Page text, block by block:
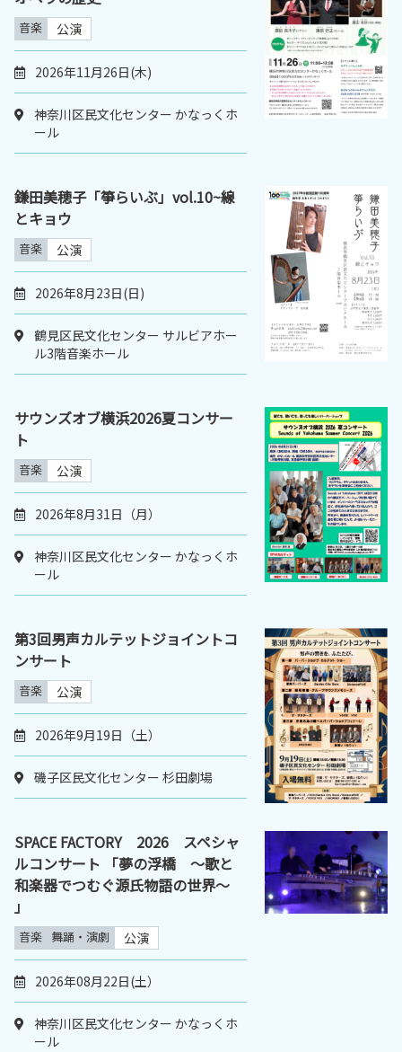
音楽 公演
2026年11月26日(木)
神奈川区民文化センター かなっくホ
ール
鎌田美穂子「箏らいぶ」vol.10~線
とキョウ
音楽 公演
2026年8月23日(日)
鶴見区民文化センター サルビアホー
ル3階音楽ホール
サウンズオブ横浜2026夏コンサー
ト
音楽 公演
2026年8月31日（月）
神奈川区民文化センター かなっくホ
ール
第3回男声カルテットジョイントコ
ンサート
音楽 公演
2026年9月19日（土）
磯子区民文化センター 杉田劇場
SPACE FACTORY 2026 スペシャ
ルコンサート 「夢の浮橋 ～歌と
和楽器でつむぐ源氏物語の世界～
」
音楽 舞踊・演劇 公演
2026年08月22日(土）
神奈川区民文化センター かなっくホ
ール